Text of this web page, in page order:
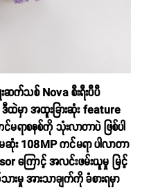
ဆက်သစ် Nova စီးရီးပီပီ
မှာ အထူးခြားဆုံး feature
ရာစနစ်ကို သုံးလာတာပဲ ဖြစ်ပါ
း 108MP ကင်မရာ ပါလာတာ
ကြောင့် အလင်းဖမ်းယူမှု မြင့်
မှု အားသာချက်ကို ခံစားရမှာ